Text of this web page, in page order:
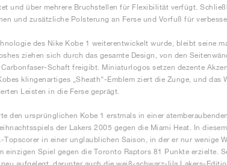
und über mehrere Bruchstellen für Flexibilität verfügt.
und zusätzliche Polsterung an Ferse und Vorfuß für
des Nike Kobe 1 weiterentwickelt wurde, bleibt seine
ziehen sich durch das gesamte Design, von den
Schaft freigibt. Miniaturlogos setzen dezente
klingenartiges „Sheath“-Emblem ziert die Zunge, und das
Leisten in die Ferse geprägt.
den ursprünglichen Kobe 1 erstmals in einer
der Lakers 2005 gegen die Miami Heat. In
Topscorer in einer unglaublichen Saison, in der er nur wenige
einzigen Spiel gegen die Toronto Raptors 81 Punkte erzielte.